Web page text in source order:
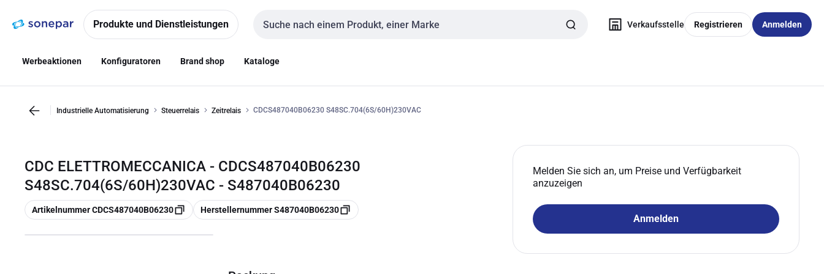
NavigationInhalt
Produkte und Dienstleistungen
Sucheingabe
Verkaufsstelle Registrieren Anmelden
Werbeaktionen Konfiguratoren Brand shop Kataloge
Industrielle Automatisierung Steuerrelais Zeitrelais CDCS487040B06230 S48SC.704(6S/60H)230VAC
CDC ELETTROMECCANICA - CDCS487040B06230
S48SC.704(6S/60H)230VAC - S487040B06230
Kopieren
Artikelnummer CDCS487040B06230 Kopieren
Herstellernummer S487040B06230
Melden Sie sich an, um Preise und Verfügbarkeit
anzuzeigen
Anmelden